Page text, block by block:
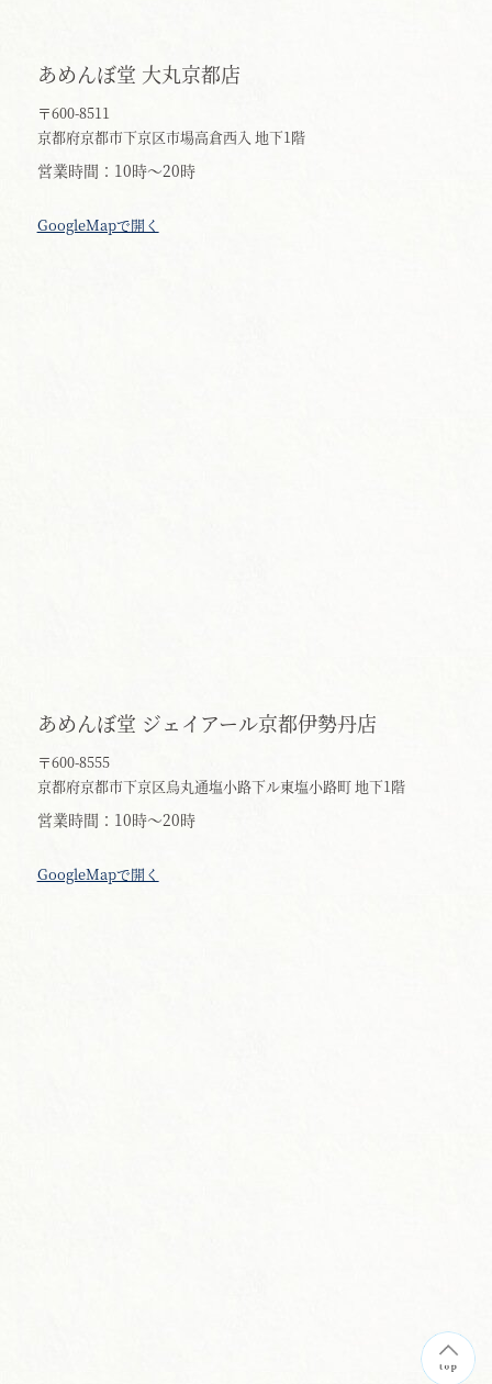
あめんぼ堂 大丸京都店
〒600-8511
京都府京都市下京区市場高倉西入 地下1階
営業時間 10時～20時
GoogleMapで開く
あめんぼ堂 ジェイアール京都伊勢丹店
〒600-8555
京都府京都市下京区烏丸通塩小路下ル東塩小路町 地下1階
営業時間 10時～20時
GoogleMapで開く